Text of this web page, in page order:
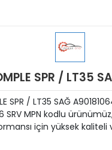
SPR / LT35
SPR / LT35 SAĞ
SRV MPN kodlu
için yüksek kaliteli